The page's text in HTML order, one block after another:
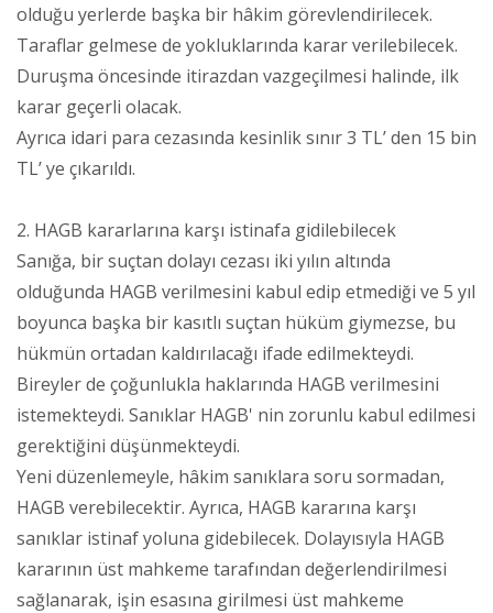
olduğu yerlerde başka bir hâkim görevlendirilecek.
Taraflar gelmese de yokluklarında karar verilebilecek.
Duruşma öncesinde itirazdan vazgeçilmesi halinde, ilk
karar geçerli olacak.
Ayrıca idari para cezasında kesinlik sınır 3 TL’ den 15 bin
TL’ ye çıkarıldı.
2. HAGB kararlarına karşı istinafa gidilebilecek
Sanığa, bir suçtan dolayı cezası iki yılın altında
olduğunda HAGB verilmesini kabul edip etmediği ve 5 yıl
boyunca başka bir kasıtlı suçtan hüküm giymezse, bu
hükmün ortadan kaldırılacağı ifade edilmekteydi.
Bireyler de çoğunlukla haklarında HAGB verilmesini
istemekteydi. Sanıklar HAGB' nin zorunlu kabul edilmesi
gerektiğini düşünmekteydi.
Yeni düzenlemeyle, hâkim sanıklara soru sormadan,
HAGB verebilecektir. Ayrıca, HAGB kararına karşı
sanıklar istinaf yoluna gidebilecek. Dolayısıyla HAGB
kararının üst mahkeme tarafından değerlendirilmesi
sağlanarak, işin esasına girilmesi üst mahkeme